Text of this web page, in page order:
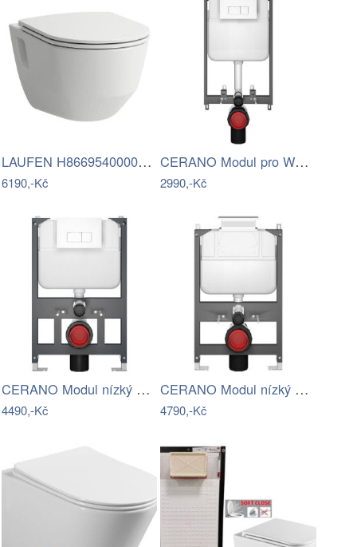
LAUFEN H8669540000001 - Závěsné WC PRO …
6190,-Kč
CERANO Modul pro WC závěsné Prime - pro…
2990,-Kč
CERANO Modul nízký pro WC závěsné Prime…
4490,-Kč
CERANO Modul nízký pro WC závěsné Prime…
4790,-Kč